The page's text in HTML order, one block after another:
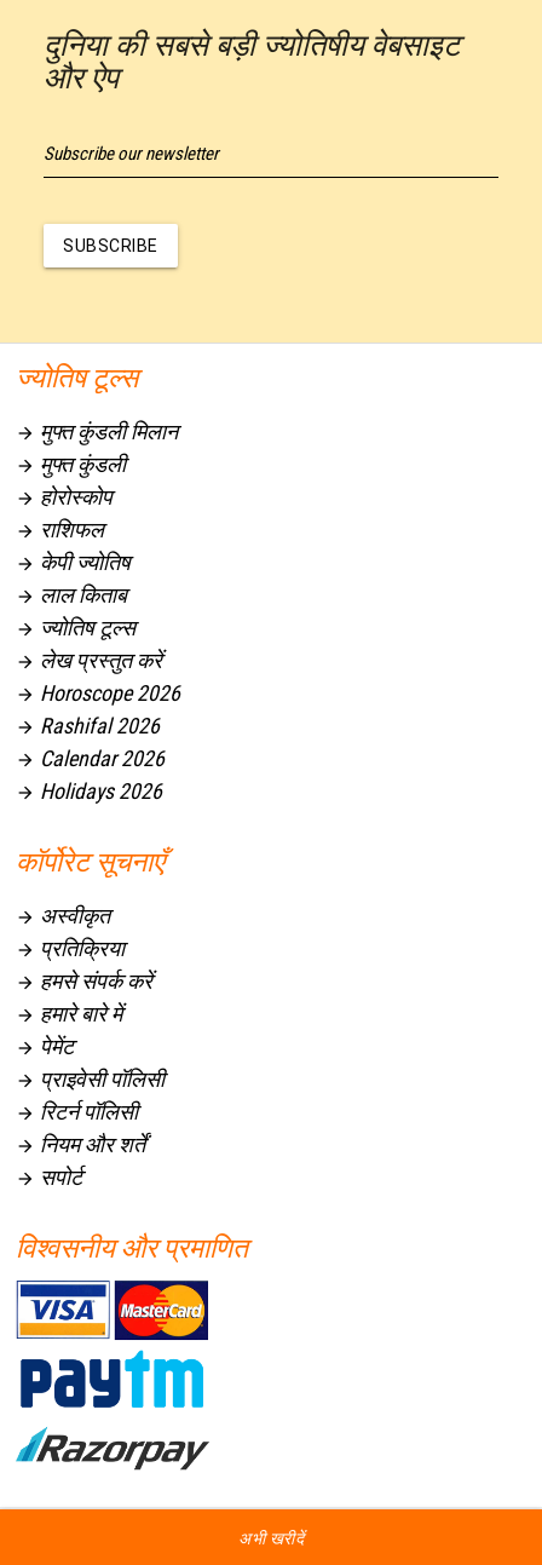
अभी खरीदें
अभी खरीदें
दुनिया की सबसे बड़ी ज्योतिषीय वेबसाइट
और ऐप
Subscribe our newsletter
SUBSCRIBE
ज्योतिष टूल्स
 मुफ्त कुंडली मिलान
 मुफ्त कुंडली
 होरोस्कोप
 राशिफल
 केपी ज्योतिष
 लाल किताब
 ज्योतिष टूल्स
 लेख प्रस्तुत करें
 Horoscope 2026
 Rashifal 2026
 Calendar 2026
 Holidays 2026
कॉर्पोरेट सूचनाएँ
 अस्वीकृत
 प्रतिक्रिया
 हमसे संपर्क करें
 हमारे बारे में
 पेमेंट
 प्राइवेसी पॉलिसी
 रिटर्न पॉलिसी
 नियम और शर्तें
 सपोर्ट
विश्वसनीय और प्रमाणित
All copyrights reserved 2026